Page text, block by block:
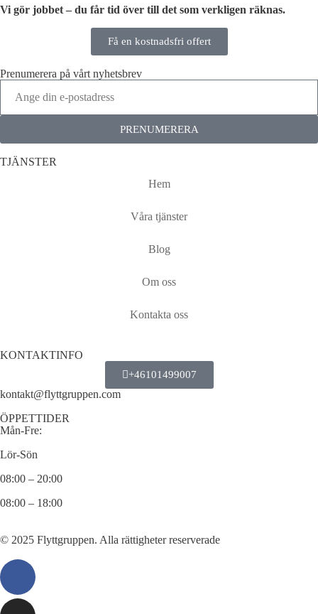
Vi gör jobbet – du får tid över till det som verkligen räknas.
Få en kostnadsfri offert
Prenumerera på vårt nyhetsbrev
PRENUMERERA
TJÄNSTER
Hem
Våra tjänster
Blog
Om oss
Kontakta oss
KONTAKTINFO
+46101499007
kontakt@flyttgruppen.com
ÖPPETTIDER
Mån-Fre:
Lör-Sön
08:00 – 20:00
08:00 – 18:00
© 2025 Flyttgruppen. Alla rättigheter reserverade